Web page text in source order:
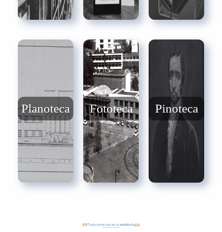
Planoteca Fototeca Pinoteca